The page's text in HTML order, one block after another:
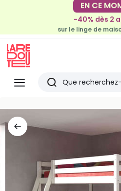
-30€ tous
sur le meuble
-40% dès 2
sur le linge de
Menu
Redoute
Rechercher
vus